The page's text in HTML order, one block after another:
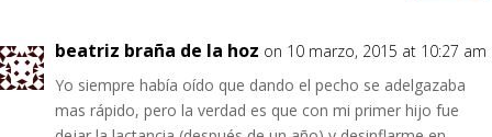
beatriz braña de la hoz on 10 marzo, 2015 at 10:27 am
Yo siempre había oído que dando el pecho se adelgazaba
mas rápido, pero la verdad es que con mi primer hijo fue